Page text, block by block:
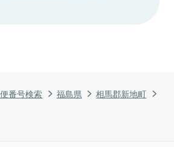
番号検索 福島県
相馬郡新地町